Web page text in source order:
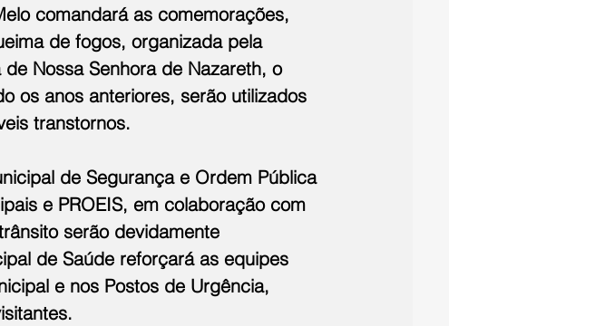
comandará as comemorações,
de fogos, organizada pela
Nossa Senhora de Nazareth, o
os anos anteriores, serão utilizados
transtornos.
de Segurança e Ordem Pública
e PROEIS, em colaboração com
serão devidamente
de Saúde reforçará as equipes
e nos Postos de Urgência,